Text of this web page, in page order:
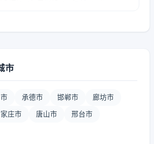
市
承德市 邯郸市 廊坊市
庄市 唐山市 邢台市